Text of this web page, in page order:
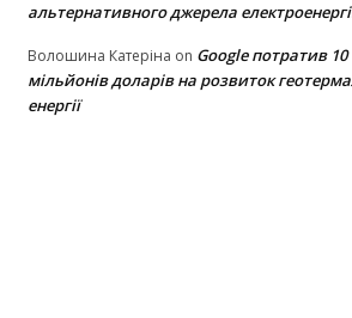
альтернативного джерела
Волошина Катеріна on Google потратив 10
мільйонів доларів на розвиток
енергії